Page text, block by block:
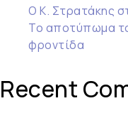
Ο Κ. Στρατάκης
Το αποτύπωμα
φροντίδα
Recent